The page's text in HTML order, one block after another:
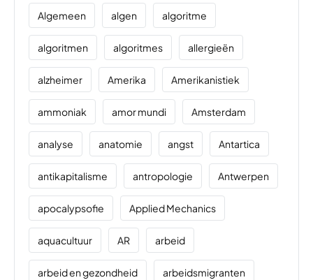
Algemeen algen algoritme
algoritmen algoritmes allergieën
alzheimer Amerika Amerikanistiek
ammoniak amor mundi Amsterdam
analyse anatomie angst Antartica
antikapitalisme antropologie Antwerpen
apocalypsofie Applied Mechanics
aquacultuur AR arbeid
arbeid en gezondheid arbeidsmigranten